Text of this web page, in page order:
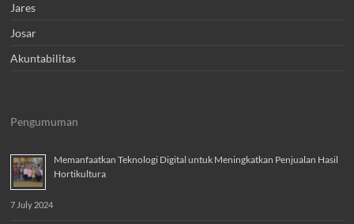
Jares
Josar
Akuntabilitas
Pengumuman
Memanfaatkan Teknologi Digital untuk Meningkatkan Penjualan Hasil
Hortikultura
7 July 2024